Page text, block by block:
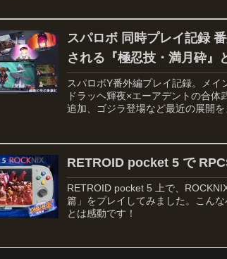
スパロボ 同時プレイ記録
される『極忍技・満月砕』
スパロボY番外編プレイ記録。メ
ドラッヘ輝夜×エーアデントの合
追加、ゴジラ登場など最近の展開
RETROID pocket 5 で
RETROID pocket 5 上で、
篇」をプレイしてみました。こん
とは感動です！